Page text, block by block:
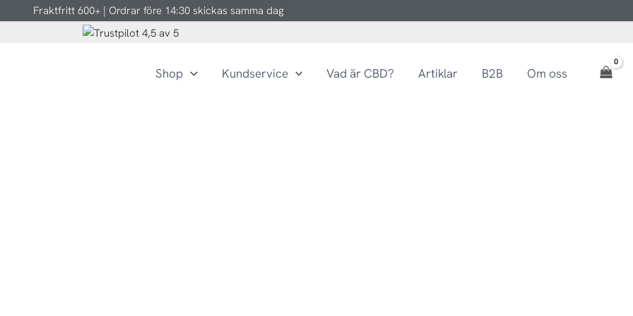
Fraktfritt 600+ | Ordrar före 14:30 skickas samma dag
Shop Kundservice Vad är CBD? Artiklar B2B Om oss